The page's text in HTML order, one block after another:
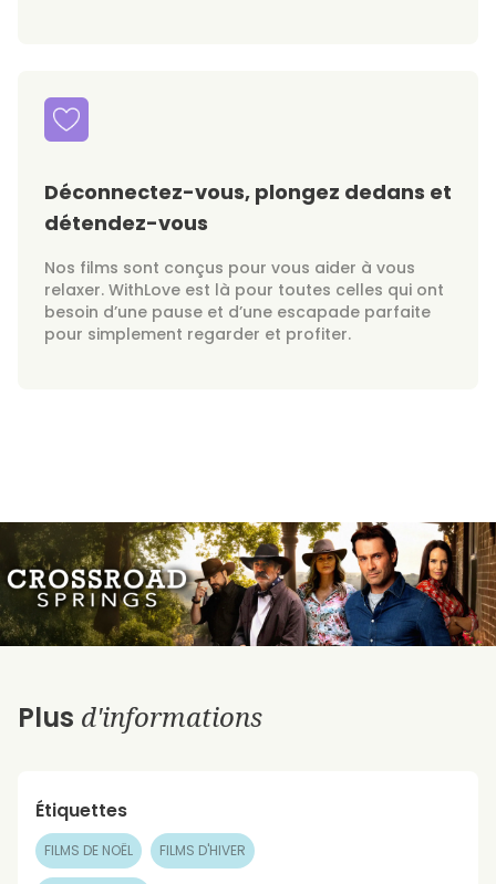
Déconnectez-vous, plongez dedans et
détendez-vous
Nos films sont conçus pour vous aider à vous
relaxer. WithLove est là pour toutes celles qui ont
besoin d’une pause et d’une escapade parfaite
pour simplement regarder et profiter.
Plus d'informations
Étiquettes
FILMS DE NOËL FILMS D'HIVER